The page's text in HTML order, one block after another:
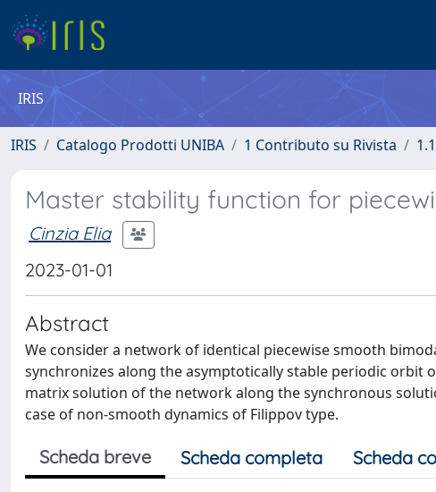
IRIS
IRIS Catalogo Prodotti UNIBA 1 Contributo su Rivista
Master stability function for
Cinzia Elia
2023-01-01
Abstract
We consider a network of identical piecewise smooth
synchronizes along the asymptotically stable periodic orbit
matrix solution of the network along the synchronous
case of non-smooth dynamics of Filippov type.
Scheda breve Scheda completa Scheda